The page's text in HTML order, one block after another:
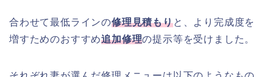
合わせて最低ラインの修理見積もりと、より完成度を
増すためのおすすめ追加修理の提示等を受けました。